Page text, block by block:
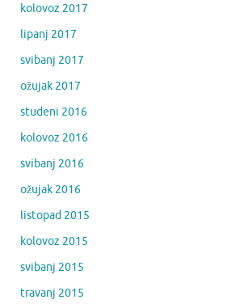
kolovoz 2017
lipanj 2017
svibanj 2017
ožujak 2017
studeni 2016
kolovoz 2016
svibanj 2016
ožujak 2016
listopad 2015
kolovoz 2015
svibanj 2015
travanj 2015